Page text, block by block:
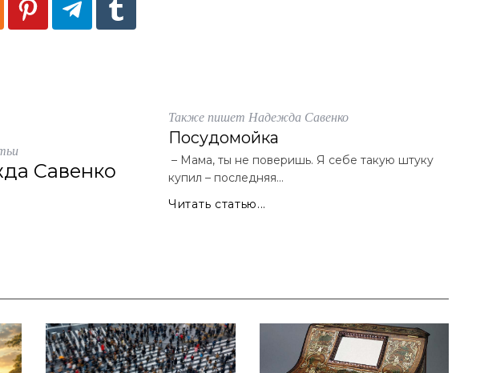
Савенко
Также пишет Надежда Савенко
Посудомойка
– Мама, ты не поверишь. Я себе такую штуку
купил – последняя...
Читать статью...